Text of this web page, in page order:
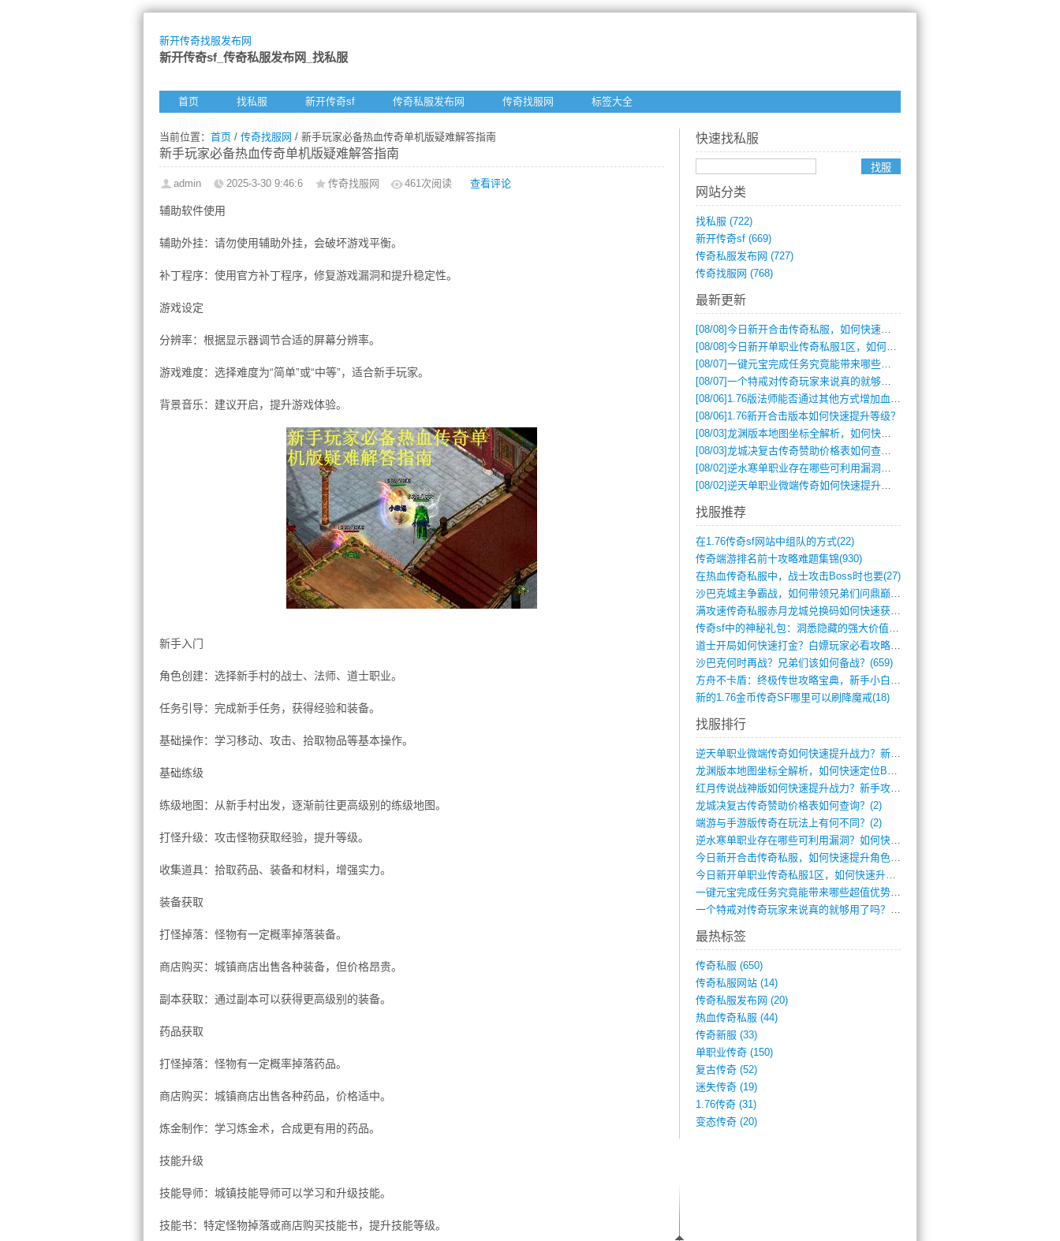
新开传奇找服发布网
新开传奇sf_传奇私服发布网_找私服
首页 找私服 新开传奇sf 传奇私服发布网 传奇找服网
标签大全
当前位置： 首页 / 传奇找服网 / 新手玩家必备热血传奇单机版疑难解答指南
新手玩家必备热血传奇单机版疑难解答指南
admin 2025-3-30 9:46:6 传奇找服网 461次阅读 查看评论
辅助软件使用
辅助外挂：请勿使用辅助外挂，会破坏游戏平衡。
补丁程序：使用官方补丁程序，修复游戏漏洞和提升稳定性。
游戏设定
分辨率：根据显示器调节合适的屏幕分辨率。
游戏难度：选择难度为“简单”或“中等”，适合新手玩家。
背景音乐：建议开启，提升游戏体验。
新手入门
角色创建：选择新手村的战士、法师、道士职业。
任务引导：完成新手任务，获得经验和装备。
基础操作：学习移动、攻击、拾取物品等基本操作。
基础练级
练级地图：从新手村出发，逐渐前往更高级别的练级地图。
打怪升级：攻击怪物获取经验，提升等级。
收集道具：拾取药品、装备和材料，增强实力。
装备获取
打怪掉落：怪物有一定概率掉落装备。
商店购买：城镇商店出售各种装备，但价格昂贵。
副本获取：通过副本可以获得更高级别的装备。
药品获取
打怪掉落：怪物有一定概率掉落药品。
商店购买：城镇商店出售各种药品，价格适中。
炼金制作：学习炼金术，合成更有用的药品。
技能升级
技能导师：城镇技能导师可以学习和升级技能。
技能书：特定怪物掉落或商店购买技能书，提升技能等级。
快速找私服
网站分类
找私服 (722)
新开传奇sf (669)
传奇私服发布网 (727)
传奇找服网 (768)
最新更新
[08/08]今日新开合击传奇私服，如何快速提升角色战力？
[08/08]今日新开单职业传奇私服1区，如何快速升级与获取顶级装备？
[08/07]一键元宝完成任务究竟能带来哪些超值优势？
[08/07]一个特戒对传奇玩家来说真的就够用了吗？
[08/06] 1.76版法师能否通过其他方式增加血量？
[08/06] 1.76新开合击版本如何快速提升等级？
[08/03]龙渊版本地图坐标全解析，如何快速定位BOSS位置？
[08/03]龙城决复古传奇赞助价格表如何查询？
[08/02]逆水寒单职业存在哪些可利用漏洞？如何快速提升战力？
[08/02]逆天单职业微端传奇如何快速提升战力？新手必看攻略
找服推荐
在1.76传奇sf网站中组队的方式(22)
传奇端游排名前十攻略难题集锦(930)
在热血传奇私服中，战士攻击Boss时也要(27)
沙巴克城主争霸战，如何带领兄弟们问鼎巅峰(565)
满攻速传奇私服赤月龙城兑换码如何快速获取(676)
传奇sf中的神秘礼包：洞悉隐藏的强大价值(427)
道士开局如何快速打金？白嫖玩家必看攻略(5)
沙巴克何时再战？兄弟们该如何备战？(659)
方舟不卡盾：终极传世攻略宝典，新手小白逆(495)
新的1.76金币传奇SF哪里可以刷降魔戒(18)
找服排行
逆天单职业微端传奇如何快速提升战力？新手(4)
龙渊版本地图坐标全解析，如何快速定位BO(3)
红月传说战神版如何快速提升战力？新手攻略(3)
龙城决复古传奇赞助价格表如何查询？(2)
端游与手游版传奇在玩法上有何不同？(2)
逆水寒单职业存在哪些可利用漏洞？如何快速(1)
今日新开合击传奇私服，如何快速提升角色战(0)
今日新开单职业传奇私服1区，如何快速升级(0)
一键元宝完成任务究竟能带来哪些超值优势？(0)
一个特戒对传奇玩家来说真的就够用了吗？(0)
最热标签
传奇私服 (650)
传奇私服网站 (14)
传奇私服发布网 (20)
热血传奇私服 (44)
传奇新服 (33)
单职业传奇 (150)
复古传奇 (52)
迷失传奇 (19)
1.76传奇 (31)
变态传奇 (20)